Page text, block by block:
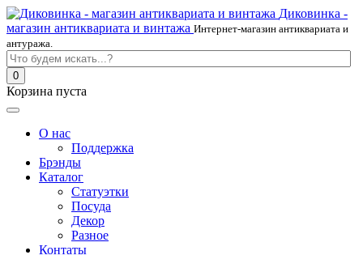
Диковинка -
магазин антиквариата и винтажа Интернет-магазин антиквариата и
антуража.
0
Корзина пуста
О нас
Поддержка
Брэнды
Каталог
Статуэтки
Посуда
Декор
Разное
Контаты